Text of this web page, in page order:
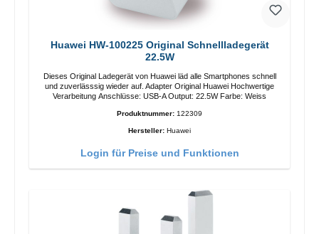
Huawei HW-100225 Original Schnellladegerät
22.5W
Dieses Original Ladegerät von Huawei läd alle Smartphones schnell
und zuverlässsig wieder auf. Adapter Original Huawei Hochwertige
Verarbeitung Anschlüsse: USB-A Output: 22.5W Farbe: Weiss
Produktnummer: 122309
Hersteller: Huawei
Login für Preise und Funktionen